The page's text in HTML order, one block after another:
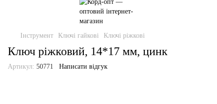
Інструмент Ключі гайкові Ключі ріжкові
Ключ ріжковий, 14*17 мм, цинк
Артикул: 50771 Написати відгук